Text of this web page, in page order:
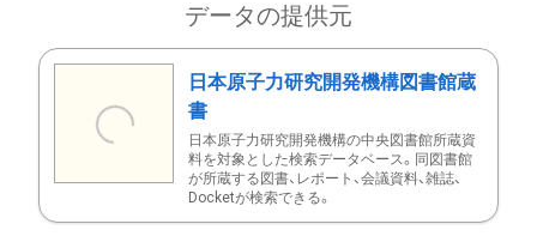
データの提供元
日本原子力研究開発機構図書館蔵
書
日本原子力研究開発機構の中央図書館所蔵資
料を対象とした検索データベース。同図書館
が所蔵する図書、レポート、会議資料、雑誌、
Docketが検索できる。